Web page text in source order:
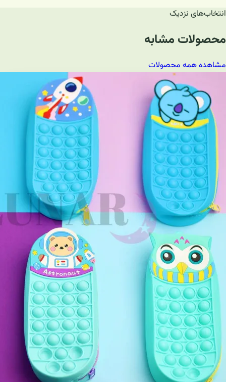
انتخاب‌های نزدیک
محصولات مشابه
مشاهده همه محصولات